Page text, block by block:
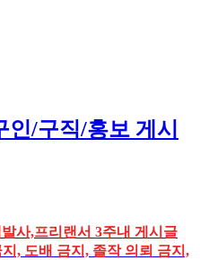
/구직/홍보 게시
사,프리랜서 3주내 게시글
, 도배 금지, 졸작 의뢰 금지,